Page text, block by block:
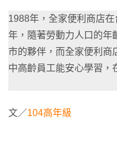
1988年，全家便利商店
年，隨著勞動力人口的年
市的夥伴，而全家便利商
中高齡員工能安心學習，
文／104高年級